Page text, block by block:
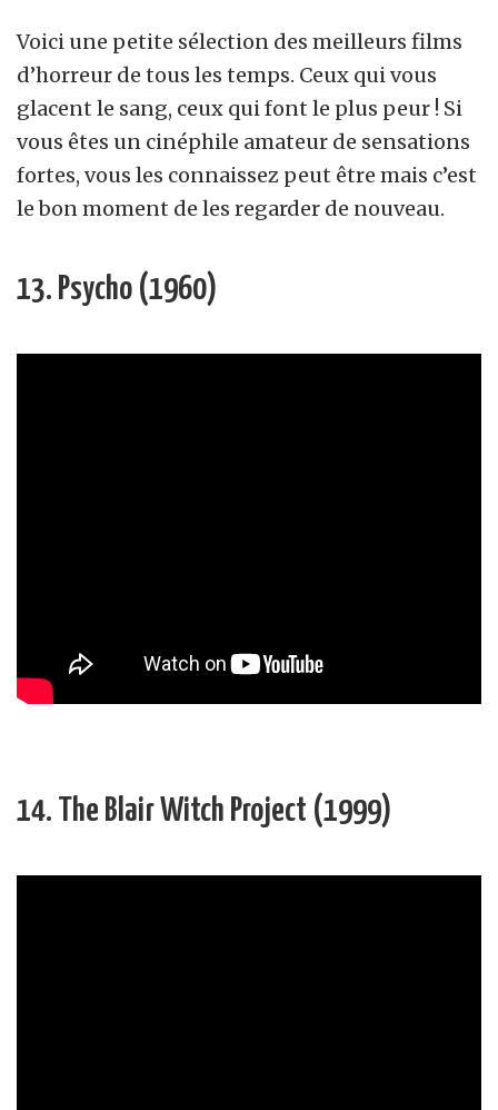
Voici une petite sélection des meilleurs films
d’horreur de tous les temps. Ceux qui vous
glacent le sang, ceux qui font le plus peur ! Si
vous êtes un cinéphile amateur de sensations
fortes, vous les connaissez peut être mais c’est
le bon moment de les regarder de nouveau.
13. Psycho (1960)
14. The Blair Witch Project (1999)